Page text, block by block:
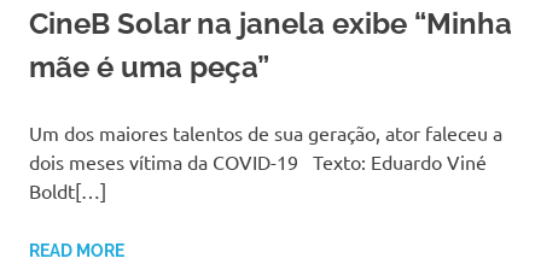
CineB Solar na janela exibe “Minha
mãe é uma peça”
Um dos maiores talentos de sua geração, ator faleceu a
dois meses vítima da COVID-19 Texto: Eduardo Viné
Boldt[…]
READ MORE